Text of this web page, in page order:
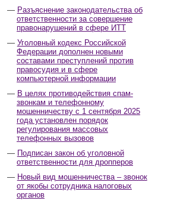
Разъяснение законодательства об
ответственности за совершение
правонарушений в сфере ИТТ
Уголовный кодекс Российской
Федерации дополнен новыми
составами преступлений против
правосудия и в сфере
компьютерной информации
В целях противодействия спам-
звонкам и телефонному
мошенничеству с 1 сентября 2025
года установлен порядок
регулирования массовых
телефонных вызовов
Подписан закон об уголовной
ответственности для дропперов
Новый вид мошенничества – звонок
от якобы сотрудника налоговых
органов